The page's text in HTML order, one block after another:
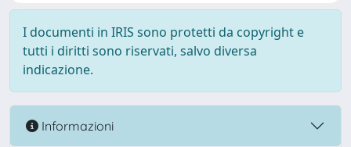
I documenti in IRIS sono protetti da copyright e
tutti i diritti sono riservati, salvo diversa
indicazione.
Informazioni